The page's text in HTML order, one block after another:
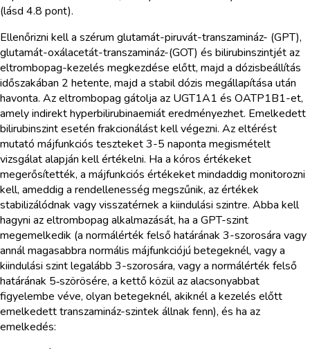
(lásd 4.8 pont).
Ellenőrizni kell a szérum glutamát-piruvát-transzamináz- (GPT),
glutamát-oxálacetát-transzamináz-(GOT) és bilirubinszintjét az
eltrombopag-kezelés megkezdése előtt, majd a dózisbeállítás
időszakában 2 hetente, majd a stabil dózis megállapítása után
havonta. Az eltrombopag gátolja az UGT1A1 és OATP1B1-et,
amely indirekt hyperbilirubinaemiát eredményezhet. Emelkedett
bilirubinszint esetén frakcionálást kell végezni. Az eltérést
mutató májfunkciós teszteket 3-5 naponta megismételt
vizsgálat alapján kell értékelni. Ha a kóros értékeket
megerősítették, a májfunkciós értékeket mindaddig monitorozni
kell, ameddig a rendellenesség megszűnik, az értékek
stabilizálódnak vagy visszatérnek a kiindulási szintre. Abba kell
hagyni az eltrombopag alkalmazását, ha a GPT-szint
megemelkedik (a normálérték felső határának 3-szorosára vagy
annál magasabbra normális májfunkciójú betegeknél, vagy a
kiindulási szint legalább 3-szorosára, vagy a normálérték felső
határának 5‑szörösére, a kettő közül az alacsonyabbat
figyelembe véve, olyan betegeknél, akiknél a kezelés előtt
emelkedett transzamináz-szintek állnak fenn), és ha az
emelkedés: